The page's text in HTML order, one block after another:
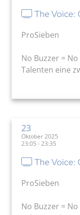
The Voice:
ProSieben
No Buzzer =
Talenten eine
23
Oktober 2025
23:05 - 23:35
The Voice:
ProSieben
No Buzzer =